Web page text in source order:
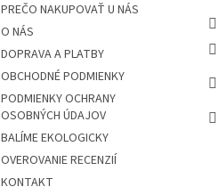
PREČO NAKUPOVAŤ U NÁS
O NÁS
DOPRAVA A PLATBY
OBCHODNÉ PODMIENKY
PODMIENKY OCHRANY
OSOBNÝCH ÚDAJOV
BALÍME EKOLOGICKY
OVEROVANIE RECENZIÍ
KONTAKT